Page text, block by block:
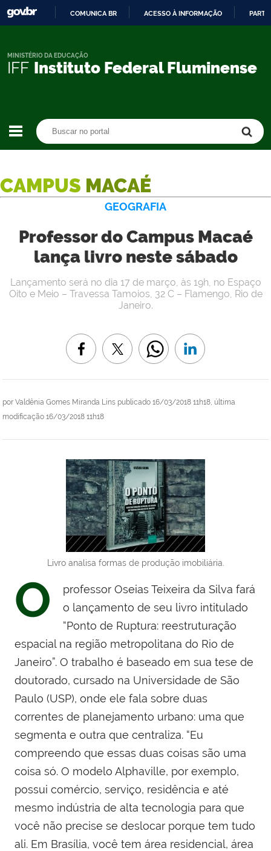
CONTEÚDO
COMUNICA BR ACESSO À INFORMAÇÃO
IFF Instituto Federal Fluminense
MINISTÉRIO DA EDUCAÇÃO
CAMPUS MACAÉ
GEOGRAFIA
Professor do Campus Macaé
lança livro neste sábado
por Valdênia Gomes Miranda Lins publicado 16/03/2018 11h18, última
modificação 16/03/2018 11h18
Lançamento será no dia 17 de março, às 19h, no Espaço
Oito e Meio – Travessa Tamoios, 32 C – Flamengo, Rio de
Janeiro.
Livro analisa formas de produção imobiliária.
O
professor Oseias Teixeira da Silva fará
o lançamento de seu livro intitulado
“Ponto de Ruptura: reestruturação
espacial na região metropolitana do Rio de
Janeiro”. O trabalho é baseado em sua tese de
doutorado, cursado na Universidade de São
Paulo (USP), onde ele fala sobre duas
correntes de planejamento urbano: uma que
segmenta e outra que centraliza. “Eu
compreendo que essas duas coisas são uma
coisa só. O modelo Alphaville, por exemplo,
possui comércio, serviço, residência e até
mesmo indústria de alta tecnologia para que
você não precise se deslocar porque tem tudo
ali. Em Brasília, você tem área residencial, área